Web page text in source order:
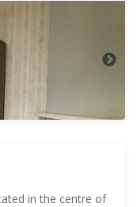
in the centre of